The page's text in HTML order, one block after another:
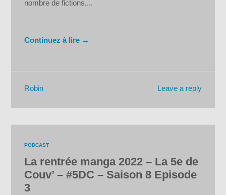
nombre de fictions,...
Continuez à lire →
Leave a reply
Robin
PODCAST
La rentrée manga 2022 – La 5e de
Couv’ – #5DC – Saison 8 Episode
3